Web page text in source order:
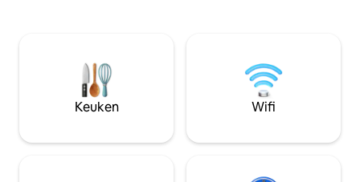
stedelijke paden liggen allemaal binnen
een paar blokken en zijn gunstig
gelegen voor uitstapjes naar de Grand
Canyon en het Snowbowl Ski Area.
is gecentreerd
keuken met een
apparatuur, een
aanrecht en
Keuken Wifi